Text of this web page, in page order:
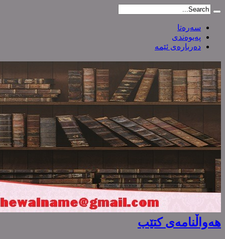
سەرەتا
پەیوەندی
دەربارەی ئێمە
هەواڵنامەی کتێب